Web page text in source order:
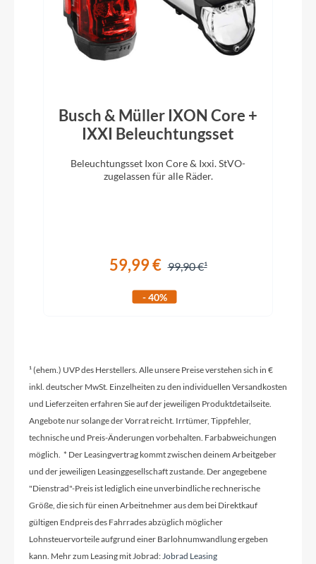
Rahmenmaterial
Vollcarbon aus High Modulus Carbonfasern,
S / M / L / XL
Kurbelgarnitur
PINION 24T.
Farbe
black
Dämpfer
DT Swiss R535, 140 mm Federweg
Motor
Pinion E1.12 MGU
Busch & Müller IXON Core +
IXXI Beleuchtungsset
Beleuchtungsset Ixon Core & Ixxi. StVO-
zugelassen für alle Räder.
59,99 € 99,90 €
- 40%
¹ (ehem.) UVP des Herstellers. Alle unsere Preise verstehen sich in €
inkl. deutscher MwSt. Einzelheiten zu den individuellen Versandkosten
und Lieferzeiten erfahren Sie auf der jeweiligen Produktdetailseite.
Angebote nur solange der Vorrat reicht. Irrtümer, Tippfehler,
technische und Preis-Änderungen vorbehalten. Farbabweichungen
möglich. * Der Leasingvertrag kommt zwischen deinem Arbeitgeber
und der jeweiligen Leasinggesellschaft zustande. Der angegebene
"Dienstrad"-Preis ist lediglich eine unverbindliche rechnerische
Größe, die sich für einen Arbeitnehmer aus dem bei Direktkauf
gültigen Endpreis des Fahrrades abzüglich möglicher
Lohnsteuervorteile aufgrund einer Barlohnumwandlung ergeben
kann. Mehr zum Leasing mit Jobrad:Jobrad Leasing